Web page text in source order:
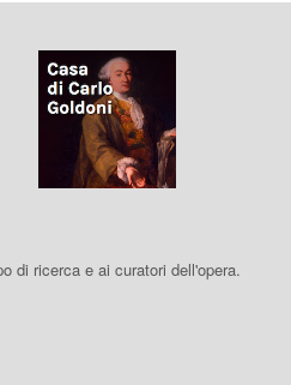
di ricerca e ai curatori dell'opera.